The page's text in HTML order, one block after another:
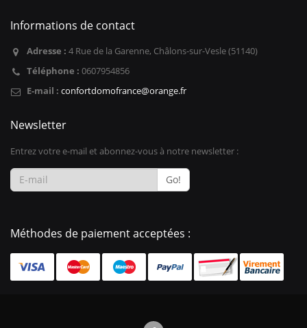
Informations de contact
Adresse : 4 Rue de la Garenne, Châlons-sur-Vesle (51140)
Téléphone : 0607954856
E-mail : confortdomofrance@orange.fr
Newsletter
Entrez votre e-mail et abonnez-vous à notre newsletter :
Go!
Méthodes de paiement acceptées :